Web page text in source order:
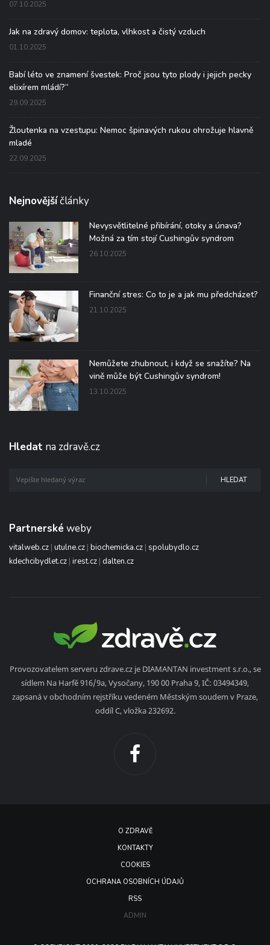
07.10.2025
Jak na zdravý domov: teplota, vlhkost a čistý vzduch
01.10.2025
Babí léto ve znamení švestek: Proč jsou tyto plody i jejich pecky
elixírem mládí?“
29.09.2025
Žloutenka na vzestupu: Nemoc špinavých rukou ohrožuje hlavně
mladé
22.09.2025
Nejnovějšíčlánky
Nevysvětlitelné přibírání, otoky a únava?
Možná za tím stojí Cushingův syndrom
26.10.2025
Finanční stres: Co to je a jak mu předcházet?
21.10.2025
Nemůžete zhubnout, i když se snažíte? Na
vině může být Cushingův syndrom!
13.10.2025
Hledat na zdravě.cz
HLEDAT
Partnerské weby
vitalweb.cz | utulne.cz | biochemicka.cz | spolubydlo.cz
kdechcibydlet.cz | irest.cz | dalten.cz
Provozovatelem serveru zdrave.cz je DIAMANTAN investment s.r.o., se
sídlem Na Harfě 916/9a, Vysočany, 190 00 Praha 9, IČ: 03494349,
zapsaná v obchodním rejstříku vedeném Městským soudem v Praze,
oddíl C, vložka 232692.
O ZDRAVĚ
KONTAKTY
COOKIES
OCHRANA OSOBNÍCH ÚDAJŮ
RSS
ADMIN